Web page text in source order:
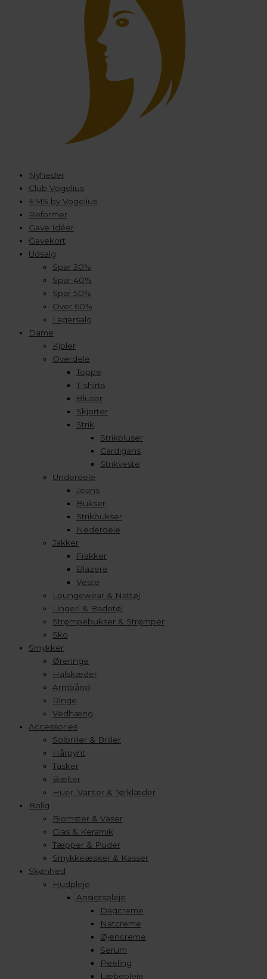
Nyheder
Club Vogelius
EMS by Vogelius
Reformer
Gave Idéer
Gavekort
Udsalg
Spar 30%
Spar 40%
Spar 50%
Over 60%
Lagersalg
Dame
Kjoler
Overdele
Toppe
T-shirts
Bluser
Skjorter
Strik
Strikbluser
Cardigans
Strikveste
Underdele
Jeans
Bukser
Strikbukser
Nederdele
Jakker
Frakker
Blazere
Veste
Loungewear & Nattøj
Lingeri & Badetøj
Strømpebukser & Strømper
Sko
Smykker
Øreringe
Halskæder
Armbånd
Ringe
Vedhæng
Accessories
Solbriller & Briller
Hårpynt
Tasker
Bælter
Huer, Vanter & Tørklæder
Bolig
Blomster & Vaser
Glas & Keramik
Tæpper & Puder
Smykkeæsker & Kasser
Skønhed
Hudpleje
Ansigtspleje
Dagcreme
Natcreme
Øjencreme
Serum
Peeling
Læbepleje